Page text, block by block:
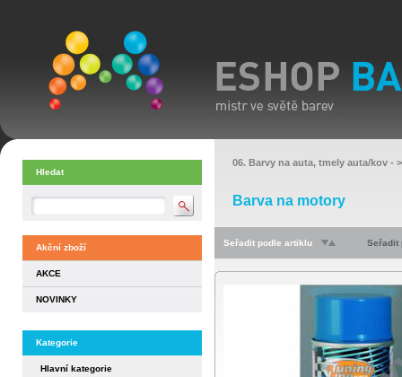
Hledat
Akční zboží
AKCE
NOVINKY
Kategorie
Hlavní kategorie
06. Barvy na auta, tmely auta/kov -
Barva na motory
Seřadit podle artiklu Seřadit